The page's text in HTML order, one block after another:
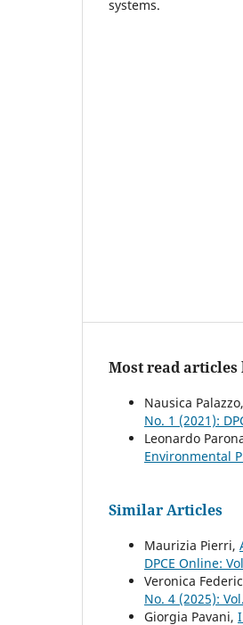
systems.
Most read articles
Nausica
No. 1 (2021):
Leonardo
Environmental
Similar Articles
Maurizia Pierri,
DPCE Online:
Veronica
No. 4 (2025):
Giorgia Pavani,